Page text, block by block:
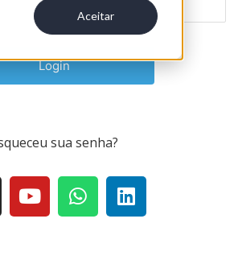
Aceitar
sua senha?